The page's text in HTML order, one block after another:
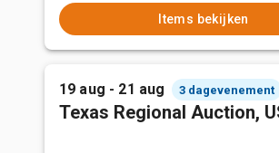
Items bekijken
19 aug - 21 aug 3 dagevenement
Texas Regional Auction,